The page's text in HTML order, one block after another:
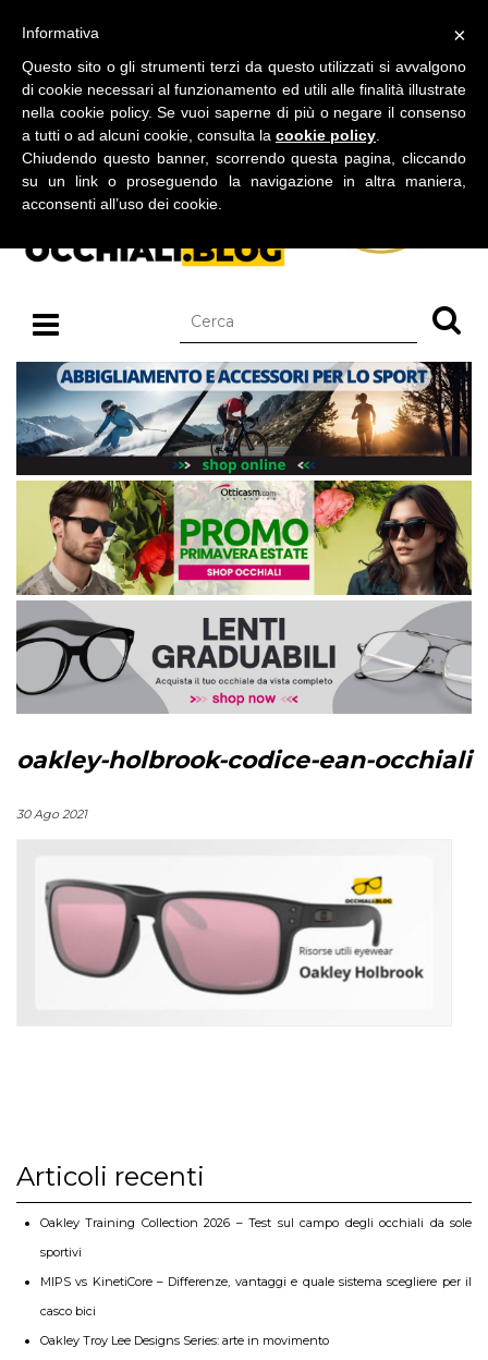
BLOG SU OCCHIALI DA SOLE E OCCHIALI DA VISTA
oakley-holbrook-codice-ean-occhiali
30 Ago 2021
Articoli recenti
Oakley Training Collection 2026 – Test sul campo degli occhiali da sole
sportivi
MIPS vs KinetiCore – Differenze, vantaggi e quale sistema scegliere per il
casco bici
Oakley Troy Lee Designs Series: arte in movimento
×
Informativa
Questo sito o gli strumenti terzi da questo utilizzati si avvalgono
di cookie necessari al funzionamento ed utili alle finalità illustrate
nella cookie policy. Se vuoi saperne di più o negare il consenso
a tutti o ad alcuni cookie, consulta la cookie policy
Chiudendo questo banner, scorrendo questa pagina, cliccando
su un link o proseguendo la navigazione in altra maniera,
acconsenti all’uso dei cookie.